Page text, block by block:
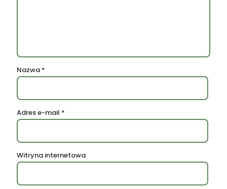
Nazwa *
Adres e-mail *
Witryna internetowa